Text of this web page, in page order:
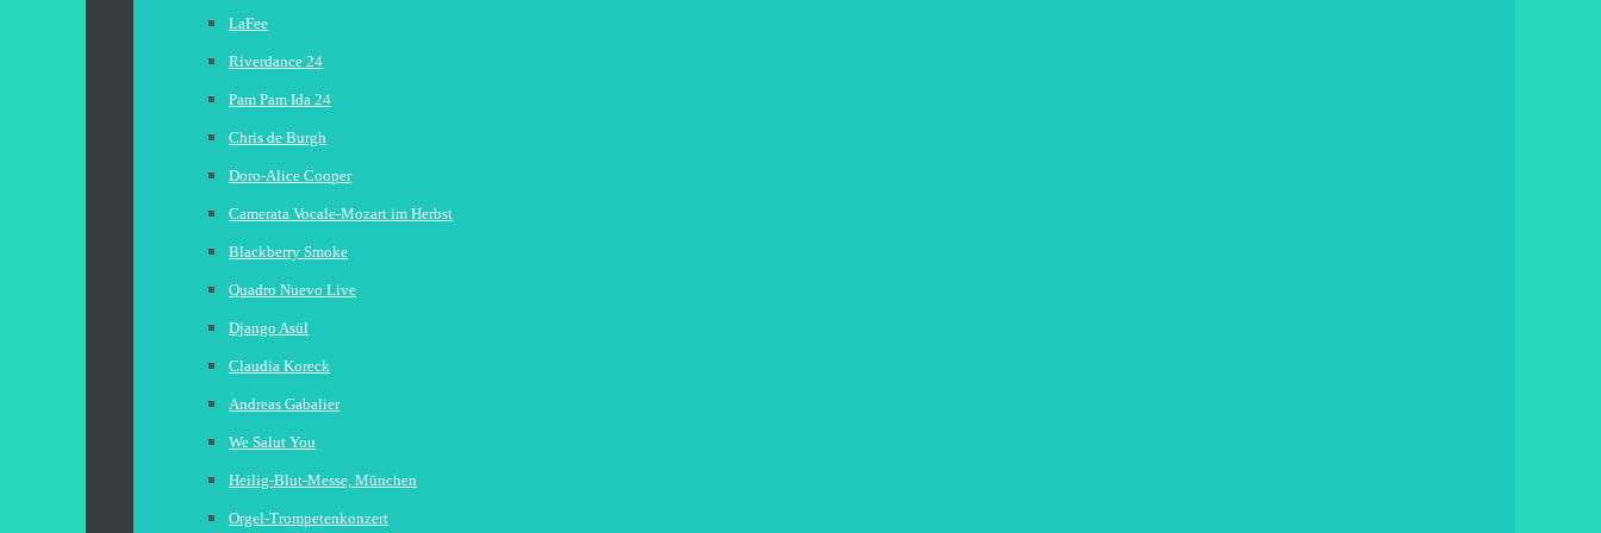
LaFee
Riverdance 24
Pam Pam Ida 24
Chris de Burgh
Doro-Alice Cooper
Camerata Vocale-Mozart im Herbst
Blackberry Smoke
Quadro Nuevo Live
Django Asül
Claudia Koreck
Andreas Gabalier
We Salut You
Heilig-Blut-Messe, München
Orgel-Trompetenkonzert